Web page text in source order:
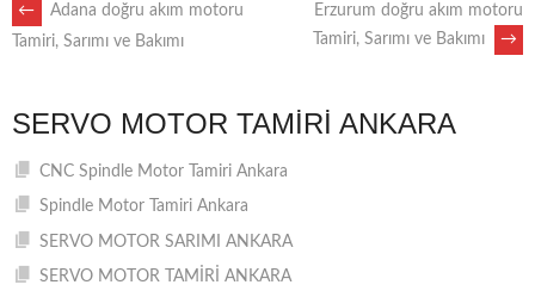
POST
←
Adana doğru akım motoru
Tamiri, Sarımı ve Bakımı
Erzurum doğru akım motoru
Tamiri, Sarımı ve Bakımı
→
SERVO MOTOR TAMIRI ANKARA
CNC Spindle Motor Tamiri Ankara
Spindle Motor Tamiri Ankara
SERVO MOTOR SARIMI ANKARA
SERVO MOTOR TAMİRİ ANKARA